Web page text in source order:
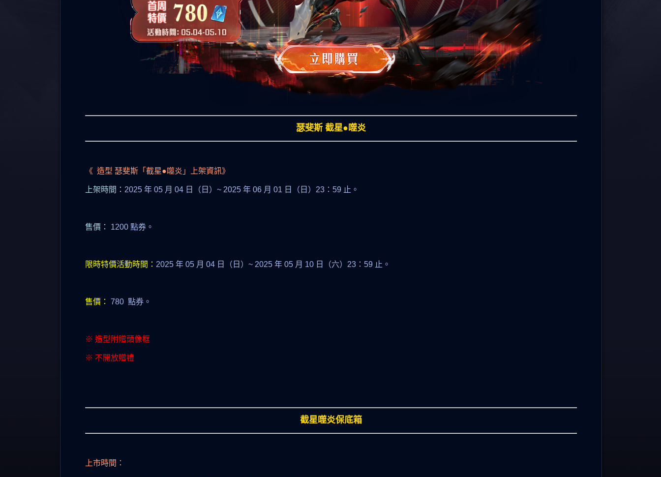
瑟斐斯 截星●噬炎
《 造型 瑟斐斯「截星●噬炎」上架資訊》
上架時間： 2025 年 05 月 04 日（日）~ 2025 年 06 月 01 日（日）23：59 止。
售價： 1200 點券。
限時特價活動時間： 2025 年 05 月 04 日（日）~ 2025 年 05 月 10 日（六）23：59 止。
售價： 780 點券。
※ 造型附贈頭像框
※ 不開放贈禮
截星噬炎保底箱
上市時間：